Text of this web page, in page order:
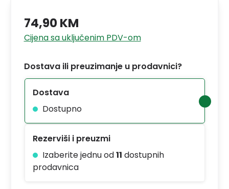
74,90 KM
Cijena sa uključenim PDV-om
Dostava ili preuzimanje u prodavnici?
Dostava
Dostupno
Rezerviši i preuzmi
Izaberite jednu od11 dostupnih
prodavnica